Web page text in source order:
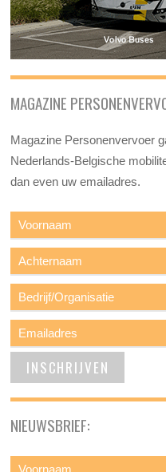
MAGAZINE
Magazine Personenvervoer
Nederlands-Belgische
dan even uw emailadres.
NIEUWSBRIEF: